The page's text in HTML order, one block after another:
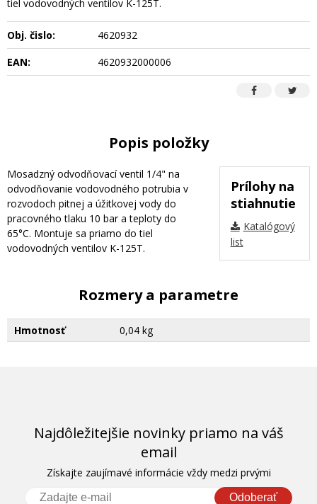
tiel vodovodných ventilov K-125T.
Obj. čislo:
4620932
EAN:
4620932000006
Popis položky
Prílohy na
stiahnutie
Katalógový
list
Mosadzný odvodňovací ventil 1/4" na
odvodňovanie vodovodného potrubia v
rozvodoch pitnej a úžitkovej vody do
pracovného tlaku 10 bar a teploty do
65°C. Montuje sa priamo do tiel
vodovodných ventilov K-125T.
Rozmery a parametre
Hmotnosť 0,04 kg
Najdôležitejšie novinky priamo na váš
email
Získajte zaujímavé informácie vždy medzi prvými
Odoberať